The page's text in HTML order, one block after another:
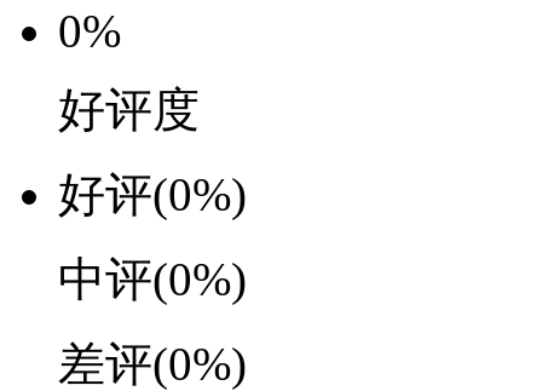
0%
好评度
好评(0%)
中评(0%)
差评(0%)